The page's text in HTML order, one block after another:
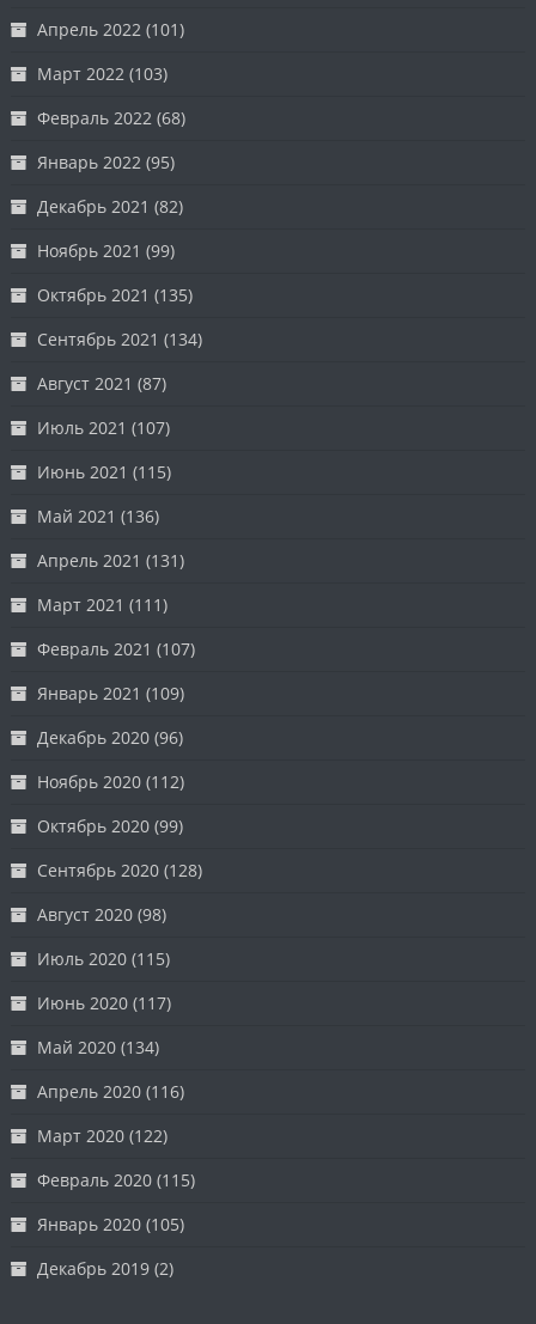
Апрель 2022 (101)
Март 2022 (103)
Февраль 2022 (68)
Январь 2022 (95)
Декабрь 2021 (82)
Ноябрь 2021 (99)
Октябрь 2021 (135)
Сентябрь 2021 (134)
Август 2021 (87)
Июль 2021 (107)
Июнь 2021 (115)
Май 2021 (136)
Апрель 2021 (131)
Март 2021 (111)
Февраль 2021 (107)
Январь 2021 (109)
Декабрь 2020 (96)
Ноябрь 2020 (112)
Октябрь 2020 (99)
Сентябрь 2020 (128)
Август 2020 (98)
Июль 2020 (115)
Июнь 2020 (117)
Май 2020 (134)
Апрель 2020 (116)
Март 2020 (122)
Февраль 2020 (115)
Январь 2020 (105)
Декабрь 2019 (2)